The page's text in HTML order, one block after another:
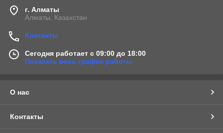
г. Алматы
Алматы, Казахстан
Контакты
Сегодня работает с 09:00 до 18:00
Показать весь график работы
О нас
Контакты